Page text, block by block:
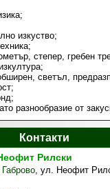
изкуство;
степер, гребен
светъл,
разнообразие от
Контакти
Рилски
,ул. Неофит